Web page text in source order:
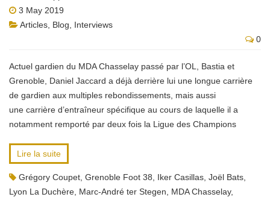
3 May 2019
Articles Blog
Interviews
0
Actuel gardien du MDA Chasselay passé par l’OL, Bastia et
Grenoble, Daniel Jaccard a déjà derrière lui une longue carrière
de gardien aux multiples rebondissements, mais aussi
une carrière d’entraîneur spécifique au cours de laquelle il a
notamment remporté par deux fois la Ligue des Champions
Lire la suite
Grégory Coupet Grenoble Foot 38 Iker Casillas Joël Bats
Lyon La Duchère Marc-André ter Stegen MDA Chasselay,